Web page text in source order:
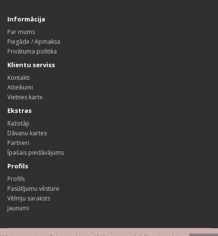
Informācija
Par mums
Piegāde / Apmaksa
Privātuma politika
Klientu serviss
Kontakti
Atteikumi
Vietnes karte
Ekstras
Ražotāji
Dāvanu kartes
Partneri
Īpašais piedāvājums
Profils
Profils
Pasūtījumu vēsture
Vēlmju saraksts
Jaunumi